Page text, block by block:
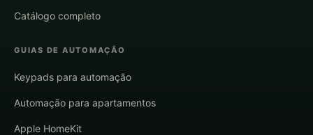
Catálogo completo
GUIAS DE AUTOMAÇÃO
Keypads para automação
Automação para apartamentos
Apple HomeKit